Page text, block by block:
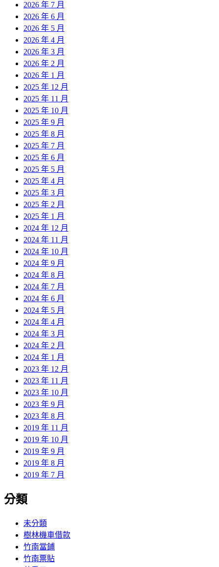
2026 年 7 月
2026 年 6 月
2026 年 5 月
2026 年 4 月
2026 年 3 月
2026 年 2 月
2026 年 1 月
2025 年 12 月
2025 年 11 月
2025 年 10 月
2025 年 9 月
2025 年 8 月
2025 年 7 月
2025 年 6 月
2025 年 5 月
2025 年 4 月
2025 年 3 月
2025 年 2 月
2025 年 1 月
2024 年 12 月
2024 年 11 月
2024 年 10 月
2024 年 9 月
2024 年 8 月
2024 年 7 月
2024 年 6 月
2024 年 5 月
2024 年 4 月
2024 年 3 月
2024 年 2 月
2024 年 1 月
2023 年 12 月
2023 年 11 月
2023 年 10 月
2023 年 9 月
2023 年 8 月
2019 年 11 月
2019 年 10 月
2019 年 9 月
2019 年 8 月
2019 年 7 月
分類
未分類
樹林機車借款
竹南當鋪
竹南票貼